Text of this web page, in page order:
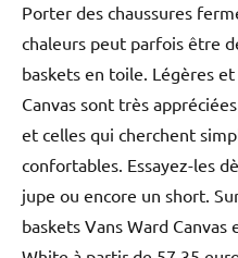
Porter des chaussures
chaleurs peut parfois être
baskets en toile. Légères
Canvas sont très
et celles qui cherchent
confortables. Essayez-les
jupe ou encore un short.
baskets Vans Ward Canvas